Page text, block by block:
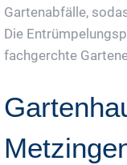
Gartenabfälle,
Die
fachgerchte